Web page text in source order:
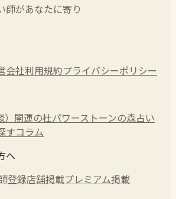
師があなたに寄り
会社利用規約プライバシーポリシー
開運の杜パワーストーンの森占い
すコラム
へ
登録店舗掲載プレミアム掲載